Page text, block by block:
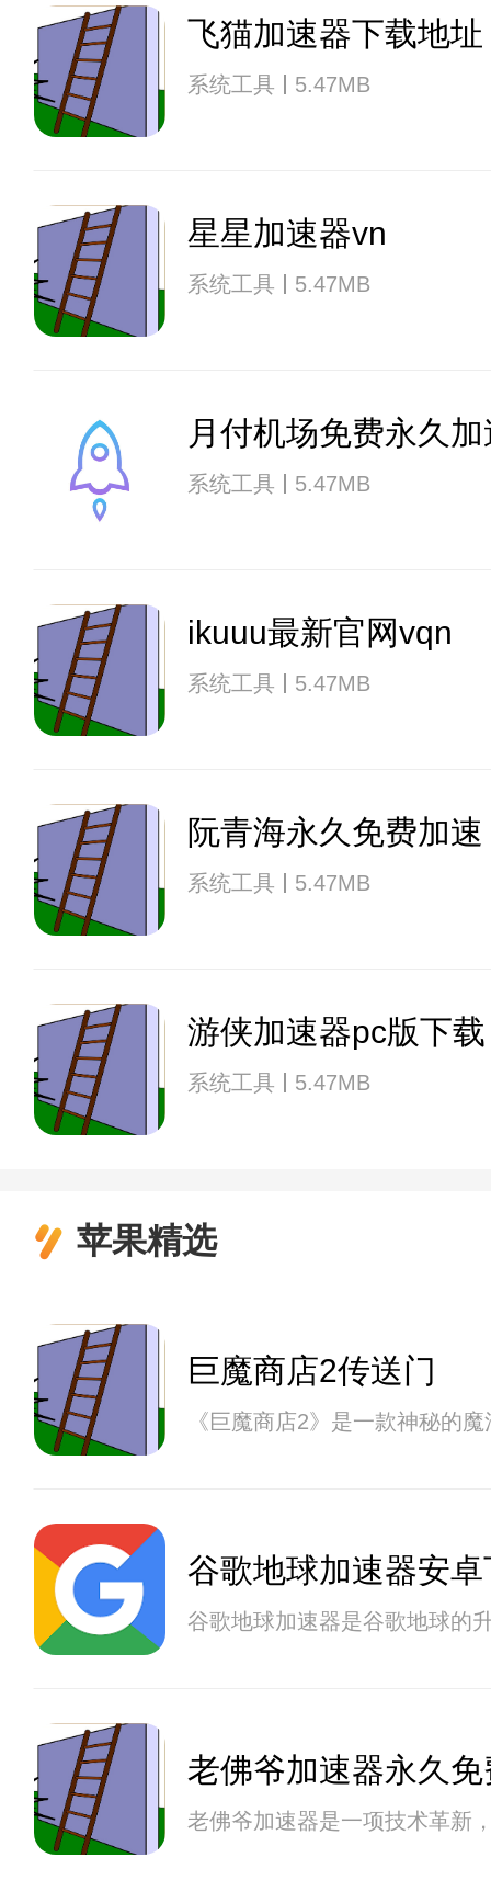
飞猫加速器下载地址
系统工具 5.47MB
星星加速器vn
系统工具 5.47MB
月付机场免费永久加
系统工具 5.47MB
ikuuu最新官网vqn
系统工具 5.47MB
阮青海永久免费加速
系统工具 5.47MB
游侠加速器pc版下载
系统工具 5.47MB
苹果精选
巨魔商店2传送门
《巨魔商店2》是一款神秘的
谷歌地球加速器安
谷歌地球加速器是谷歌地球的
老佛爷加速器永久
老佛爷加速器是一项技术革新